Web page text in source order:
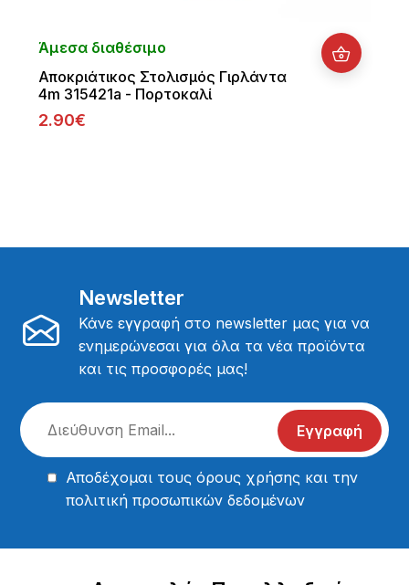
Άμεσα διαθέσιμο
Αποκριάτικος Στολισμός Γιρλάντα
4m 315421a - Πορτοκαλί
2.90€
Newsletter
Κάνε εγγραφή στο newsletter μας για να
ενημερώνεσαι για όλα τα νέα προϊόντα
και τις προσφορές μας!
Εγγραφή
Αποδέχομαι τουςόρους χρήσης και την
πολιτική προσωπικών δεδομένων